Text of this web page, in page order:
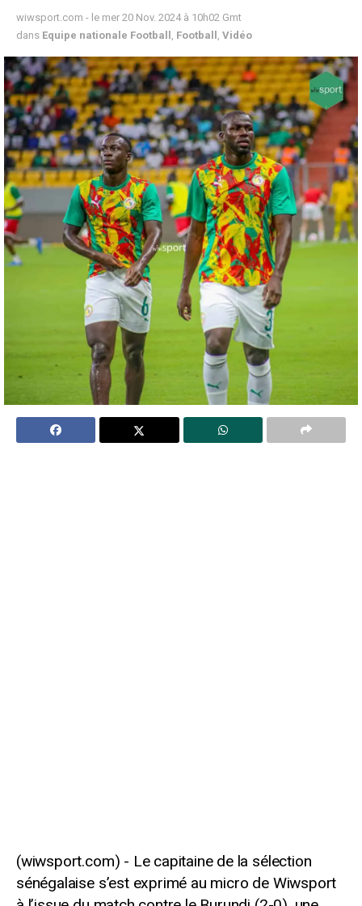
wiwsport.com - le mer 20 Nov. 2024 à 10h02 Gmt
dans Equipe nationale Football Football Vidéo
Le capitaine de la sélection
sénégalaise s’est exprimé au micro de Wiwsport